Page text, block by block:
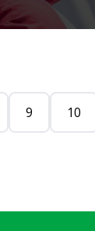
9 10